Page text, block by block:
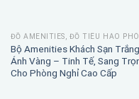
Bộ Amenities Khách Sạn Trắng
Ánh Vàng – Tinh Tế, Sang
Cho Phòng Nghỉ Cao Cấp